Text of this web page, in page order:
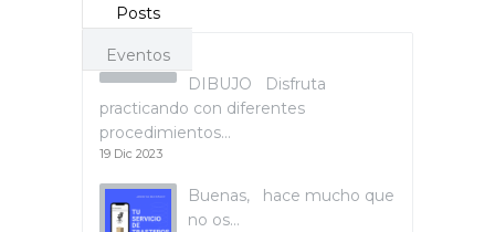
Posts
Eventos
DIBUJO Disfruta
practicando con diferentes
procedimientos…
19 Dic 2023
Buenas, hace mucho que
no os…